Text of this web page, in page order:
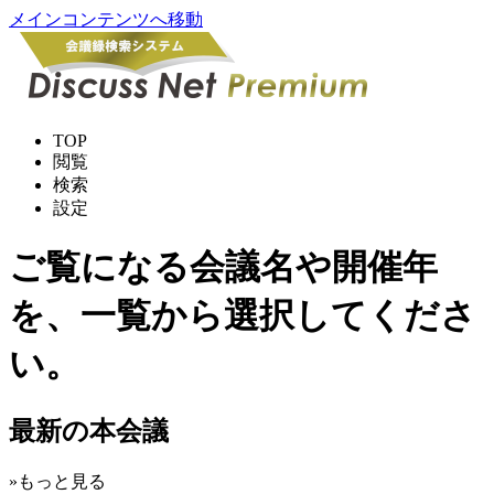
メインコンテンツへ移動
TOP
閲覧
検索
設定
ご覧になる会議名や開催年
を、一覧から選択してくださ
い。
最新の本会議
»もっと見る